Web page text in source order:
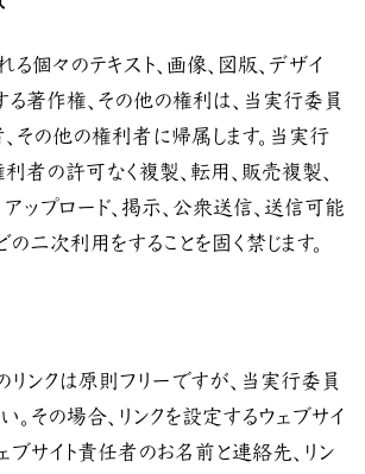
る個々のテキスト、画像、図版、デザイ
る著作権、その他の権利は、当実行委員
その他の権利者に帰属します。当実行
利者の許可なく複製、転用、販売複製、
アップロード、掲示、公衆送信、送信可能
の二次利用をすることを固く禁じます。
ンクは原則フリーですが、当実行委員
。その場合、リンクを設定するウェブサイ
ブサイト責任者のお名前と連絡先、リン